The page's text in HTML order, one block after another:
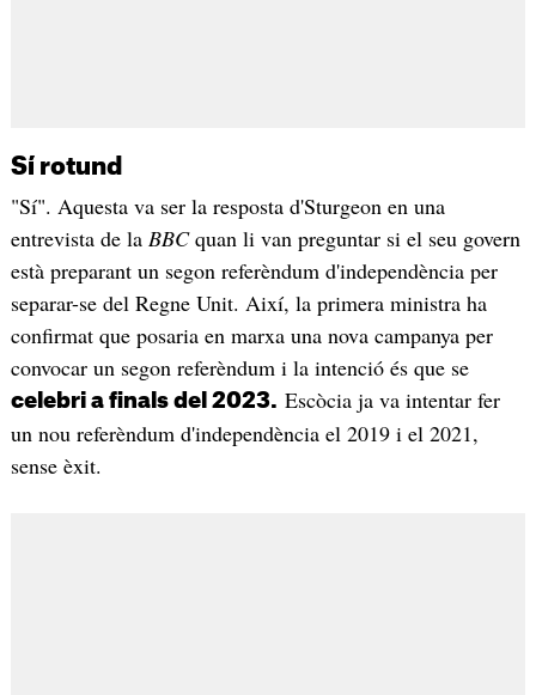
Sí rotund
"Sí". Aquesta va ser la resposta d'Sturgeon en una
entrevista de la BBCquan li van preguntar si el seu govern
està preparant un segon referèndum d'independència per
separar-se del Regne Unit. Així, la primera ministra ha
confirmat que posaria en marxa una nova campanya per
convocar un segon referèndum i la intenció és que se
celebri a finals del 2023. Escòcia ja va intentar fer
un nou referèndum d'independència el 2019 i el 2021,
sense èxit.